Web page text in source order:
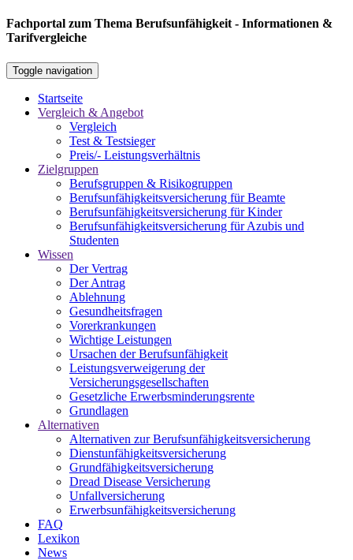
Fachportal zum Thema Berufsunfähigkeit - Informationen &
Tarifvergleiche
Toggle navigation
Startseite
Vergleich & Angebot
Vergleich
Test & Testsieger
Preis/- Leistungsverhältnis
Zielgruppen
Berufsgruppen & Risikogruppen
Berufsunfähigkeitsversicherung für Beamte
Berufsunfähigkeitsversicherung für Kinder
Berufsunfähigkeitsversicherung für Azubis und
Studenten
Wissen
Der Vertrag
Der Antrag
Ablehnung
Gesundheitsfragen
Vorerkrankungen
Wichtige Leistungen
Ursachen der Berufsunfähigkeit
Leistungsverweigerung der
Versicherungsgesellschaften
Gesetzliche Erwerbsminderungsrente
Grundlagen
Alternativen
Alternativen zur Berufsunfähigkeitsversicherung
Dienstunfähigkeitsversicherung
Grundfähigkeitsversicherung
Dread Disease Versicherung
Unfallversicherung
Erwerbsunfähigkeitsversicherung
FAQ
Lexikon
News